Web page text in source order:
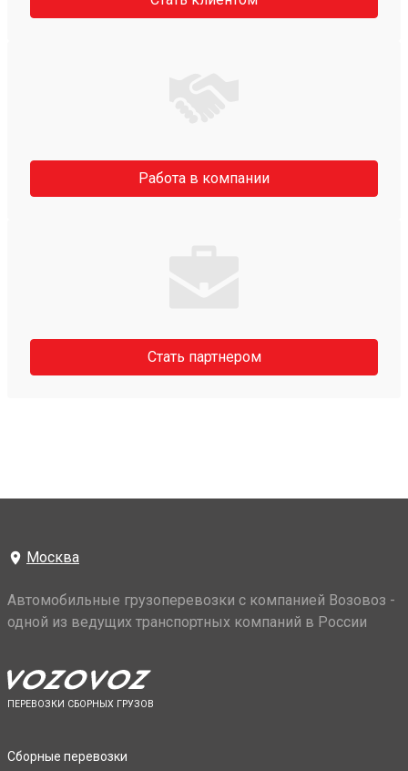
Работа в компании
Стать партнером
Москва
Автомобильные грузоперевозки с компанией Возовоз -
одной из ведущих транспортных компаний в России
ПЕРЕВОЗКИ СБОРНЫХ ГРУЗОВ
Сборные перевозки